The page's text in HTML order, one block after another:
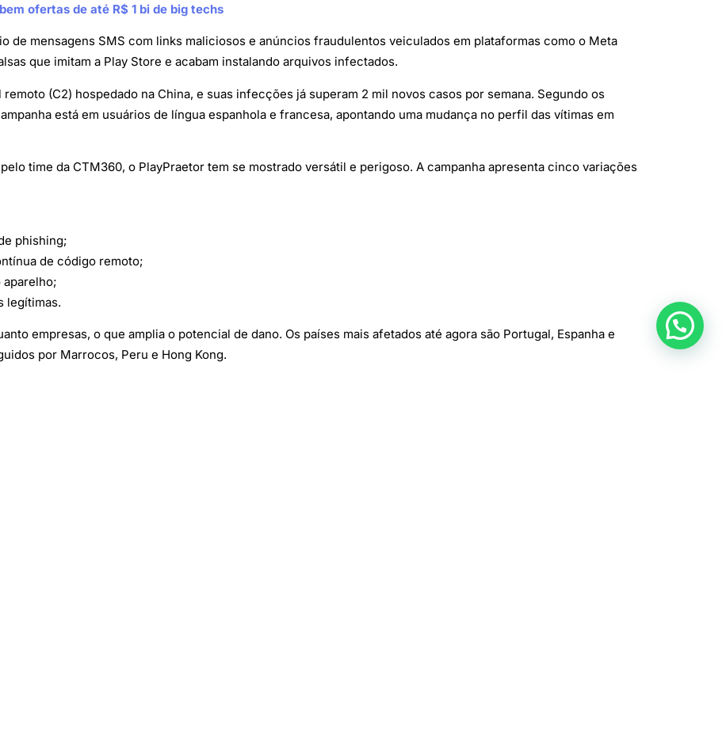
ofertas de até R$ 1 bi de big techs
de mensagens SMS com links maliciosos e anúncios fraudulentos veiculados em plataformas como o Meta
que imitam a Play Store e acabam instalando arquivos infectados.
(C2) hospedado na China, e suas infecções já superam 2 mil novos casos por semana. Segundo os
está em usuários de língua espanhola e francesa, apontando uma mudança no perfil das vítimas em
time da CTM360, o PlayPraetor tem se mostrado versátil e perigoso. A campanha apresenta cinco variações
phishing;
de código remoto;
aparelho;
legítimas.
empresas, o que amplia o potencial de dano. Os países mais afetados até agora são Portugal, Espanha e
por Marrocos, Peru e Hong Kong.